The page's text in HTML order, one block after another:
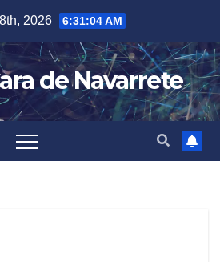
2026 6:31:06 AM
de Navarrete